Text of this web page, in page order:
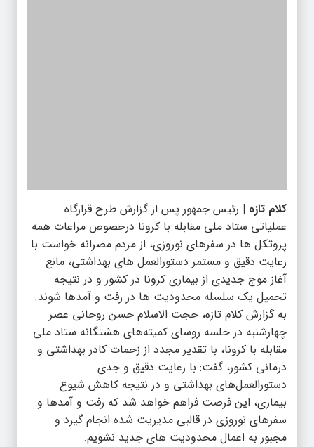
کلام تازه | رئیس جمهور پس از گزارش طرح قرارگاه
عملیاتی ستاد ملی مقابله با کرونا درخصوص مراعات همه
پروتکل ها در سفرهای نوروزی، از مردم مصرانه خواست با
رعایت دقیق و مستمر دستورالعمل های بهداشتی، مانع
آغاز موج جدیدی از بیماری کرونا در کشور و در نتیجه
تحمیل یک سلسله محدودیت ها در رفت و آمدها شوند.
به گزارش کلام تازه، حجت الاسلام حسن روحانی عصر
چهارشنبه در جلسه روسای کمیته‌های هشتگانه ستاد ملی
مقابله با کرونا، با تقدیر مجدد از زحمات کادر بهداشتی و
درمانی کشور، گفت: با رعایت دقیق و جدی
دستورالعمل‌های بهداشتی و در نتیجه کاهش شیوع
بیماری، این فرصت فراهم خواهد شد که رفت و آمدها و
سفرهای نوروزی در قالبی مدیریت شده انجام گیرد و
مجبور به اعمال محدودیت های جدید نشویم.